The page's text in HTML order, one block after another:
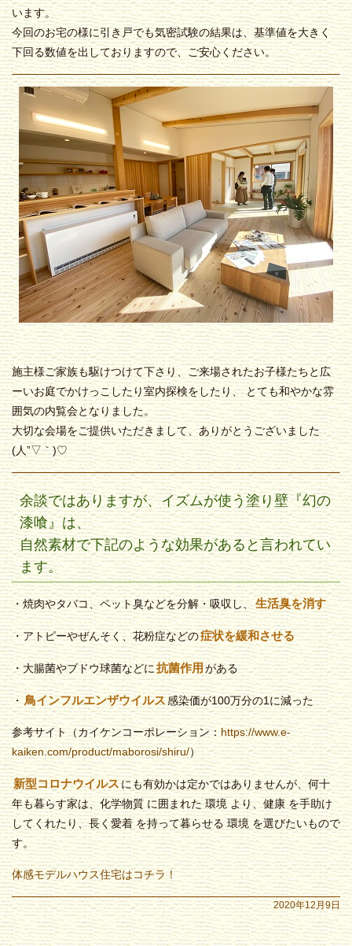
います。
今回のお宅の様に引き戸でも気密試験の結果は、基準値を大きく
下回る数値を出しておりますので、ご安心ください。
施主様ご家族も駆けつけて下さり、ご来場されたお子様たちと広
ーいお庭でかけっこしたり室内探検をしたり、 とても和やかな雰
囲気の内覧会となりました。
大切な会場をご提供いただきまして、ありがとうございました
(人”▽｀)♡
余談ではありますが、イズムが使う塗り壁『幻の
漆喰』は、
自然素材で下記のような効果があると言われてい
ます。
・焼肉やタバコ、ペット臭などを分解・吸収し、生活臭を消す
・アトピーやぜんそく、花粉症などの症状を緩和させる
・大腸菌やブドウ球菌などに 抗菌作用がある
・ 鳥インフルエンザウイルス感染価が100万分の1に減った
参考サイト（カイケンコーポレーション：https://www.e-
kaiken.com/product/maborosi/shiru/）
新型コロナウイルスにも有効かは定かではありませんが、何十
年も暮らす家は、化学物質 に囲まれた 環境 より、健康 を手助け
してくれたり、長く愛着 を持って暮らせる 環境 を選びたいもので
す。
体感モデルハウス住宅はコチラ！
2020年12月9日